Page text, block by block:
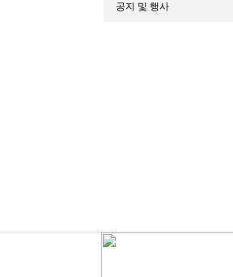
공지 및 행사